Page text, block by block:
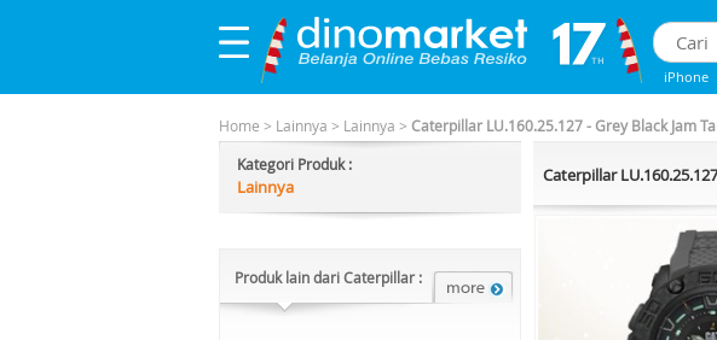
iPhone
Home > Lainnya > Lainnya > Caterpillar LU.160.25.127 - Grey Black Jam
Kategori Produk :
Lainnya
Produk lain dari Caterpillar :
Caterpillar